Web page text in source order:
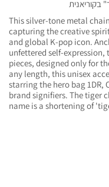
בקוריאנית
This silver-tone metal
capturing the creative
and global K-pop icon.
unfettered self-expression,
pieces, designed only for
any length, this unisex
starring the hero bag 1DR,
brand signifiers. The tiger
name is a shortening of